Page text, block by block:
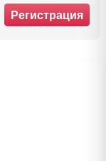
Регистрация